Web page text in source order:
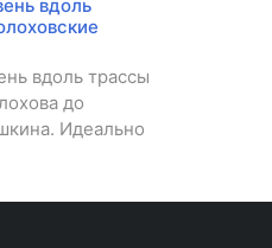
вдоль
вдоль трассы
до
Идеально